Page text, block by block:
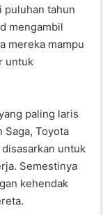
puluhan tahun
mengambil
mereka mampu
untuk
paling laris
Saga, Toyota
untuk
Semestinya
kehendak